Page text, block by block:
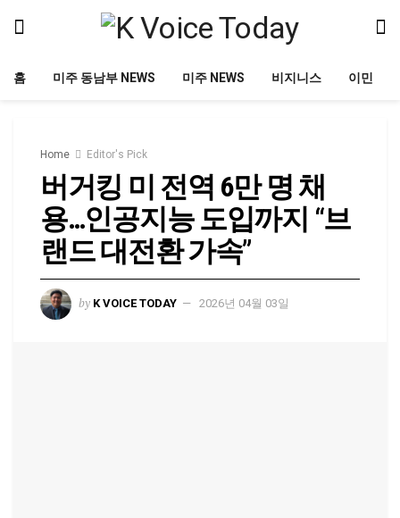
홈 미주 동남부 NEWS 미주 NEWS 비지니스 이민
Home Editor's Pick
버거킹 미 전역 6만 명 채
용…인공지능 도입까지 “브
랜드 대전환 가속”
by K VOICE TODAY 2026년 04월 03일